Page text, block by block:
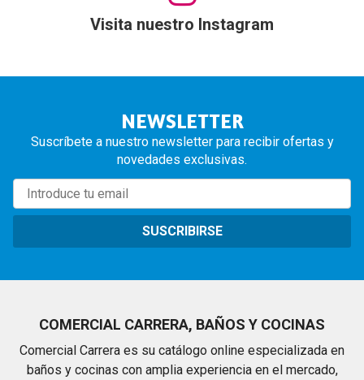
Visita nuestro Instagram
NEWSLETTER
Suscríbete a nuestro newsletter para recibir ofertas y
novedades exclusivas.
SUSCRIBIRSE
COMERCIAL CARRERA, BAÑOS Y COCINAS
Comercial Carrera es su catálogo online especializada en
baños y cocinas con amplia experiencia en el mercado,